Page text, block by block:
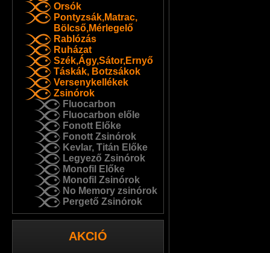
Orsók
Pontyzsák,Matrac,
Bölcső,Mérlegelő
Rablózás
Ruházat
Szék,Ágy,Sátor,Ernyő
Táskák, Botzsákok
Versenykellékek
Zsinórok
Fluocarbon
Fluocarbon előle
Fonott Előke
Fonott Zsinórok
Kevlar, Titán Előke
Legyező Zsinórok
Monofil Előke
Monofil Zsinórok
No Memory zsinórok
Pergető Zsinórok
AKCIÓ